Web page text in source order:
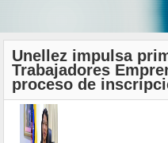
Unellez impulsa
Trabajadores
proceso de